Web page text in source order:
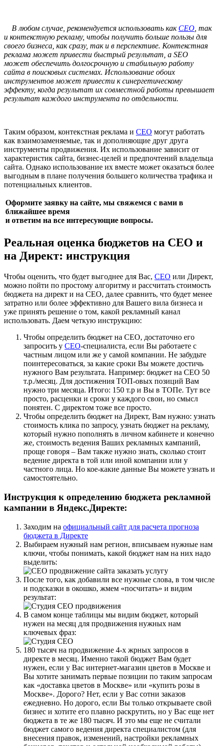
В любом случае, рекомендуется использовать как СЕО , так
и контекстную рекламу, чтобы получить больше пользы для
своего бизнеса, как сразу, так и в перспективе. Контекстная
реклама может привести быстрый результат, а SEO
может обеспечить долгосрочную и стабильную работу
сайта в поисковых системах. Использование обоих
инструментов может привести к синергетическому
эффекту, когда результат их совместной работы превышает
результат каждого инструмента по отдельности.
Таким образом, контекстная реклама и СЕО могут работать
как взаимозаменяемые, так и дополняющие друг друга
инструменты продвижения. Их использование зависит от
характеристик сайта, бизнес-целей и предпочтений владельца
сайта. Однако использование их вместе может оказаться более
выгодным в плане получения большего количества трафика и
потенциальных клиентов.
Оформите заявку на сайте, мы свяжемся с вами в
ближайшее время
и ответим на все интересующие вопросы.
Реальная оценка бюджетов на СЕО и
на Директ: инструкция
Чтобы оценить, что будет выгоднее для Вас, СЕО или Директ,
можно пойти по простому алгоритму и рассчитать стоимость
бюджета на директ и на СЕО, далее сравнить, что будет менее
затратно или более эффективно для Вашего вила бизнеса и
уже принять решение о том, какой рекламный канал
использовать. Даем четкую инструкцию:
Чтобы определить бюджет на СЕО, достаточно его
запросить у СЕО-специалиста, если Вы работаете с
частным лицом или же у самой компании. Не забудьте
поинтересоваться, за какие сроки Вы можете достичь
нужного Вам результата. Например: бюджет на СЕО 50
т.р./месяц. Для достижения ТОП-овых позиций Вам
нужно три месяца. Итого: 150 т.р и Вы в ТОПе. Тут все
просто, расценки и сроки у каждого свои, но смысл
понятен. С директом тоже все просто.
Чтобы определить бюджет на Директ, Вам нужно: узнать
стоимость клика по запросу, узнать бюджет на рекламу,
который нужно пополнять в личном кабинете и конечно
же, стоимость ведения Ваших рекламных кампаний,
проще говоря – Вам также нужно знать, сколько стоит
ведение директа в той или иной компании или у
частного лица. Но кое-какие данные Вы можете узнать и
самостоятельно.
Инструкция к определению бюджета рекламной
кампании в Яндекс.Директе:
Заходим на официальный сайт для расчета прогноза
бюджета в Директе
Выбираем нужный нам регион, вписываем нужные нам
ключи, чтобы понимать, какой бюджет нам на них надо
выделить:
После того, как добавили все нужные слова, в том числе
и подсказки в окошко, жмем «посчитать» и видим
результат:
В самом конце таблицы мы видим бюджет, который
нужен на месяц для продвижения нужных нам
ключевых фраз:
180 тысяч на продвижение 4-х жрных запросов в
директе в месяц. Именно такой бюджет Вам будет
нужен, если у Вас интернет-магазин цветов в Москве и
Вы хотите занимать первые позиции по таким запросам
как «доставка цветов в Москве» или «купить розы в
Москве». Дорого? Нет, если у Вас сотни заказов
ежедневно. Но дорого, если Вы только открываете свой
бизнес и хотите его плавно раскрутить, но у Вас еще нет
бюджета в те же 180 тысяч. И это мы еще не считали
бюджет самого ведения директа специалистом (для
внесения правок, изменений, настройки рекламных